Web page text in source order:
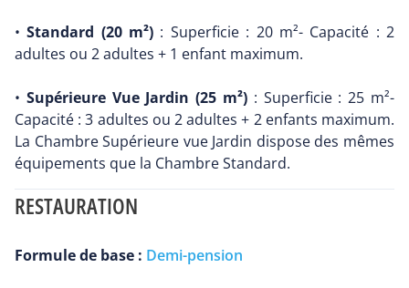
•Standard (20 m²) : Superficie : 20 m²- Capacité : 2
adultes ou 2 adultes + 1 enfant maximum.
• Supérieure Vue Jardin (25 m²) : Superficie : 25 m²-
Capacité : 3 adultes ou 2 adultes + 2 enfants maximum.
La Chambre Supérieure vue Jardin dispose des mêmes
équipements que la Chambre Standard.
RESTAURATION
Formule de base : Demi-pension